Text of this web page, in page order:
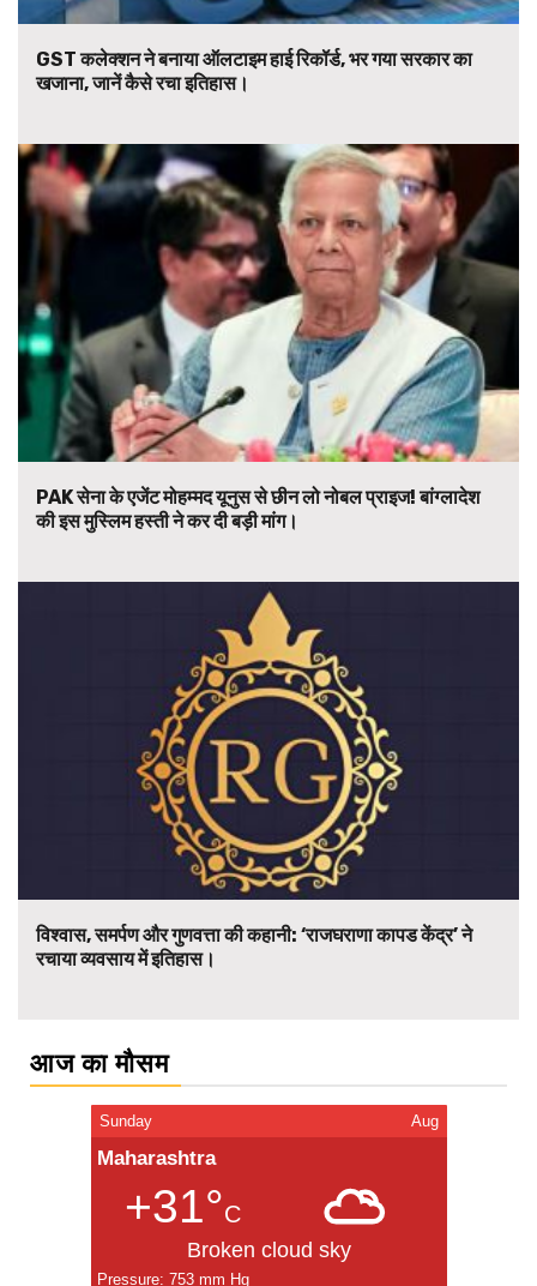
GST कलेक्शन ने बनाया ऑलटाइम हाई रिकॉर्ड, भर गया सरकार का
खजाना, जानें कैसे रचा इतिहास।
PAK सेना के एजेंट मोहम्मद यूनुस से छीन लो नोबल प्राइज! बांग्लादेश
की इस मुस्लिम हस्ती ने कर दी बड़ी मांग।
विश्वास, समर्पण और गुणवत्ता की कहानी: ‘राजघराणा कापड केंद्र’ ने
रचाया व्यवसाय में इतिहास।
आज का मौसम
Sunday Aug
Maharashtra
+31°C
Broken cloud sky
Pressure: 753 mm Hg